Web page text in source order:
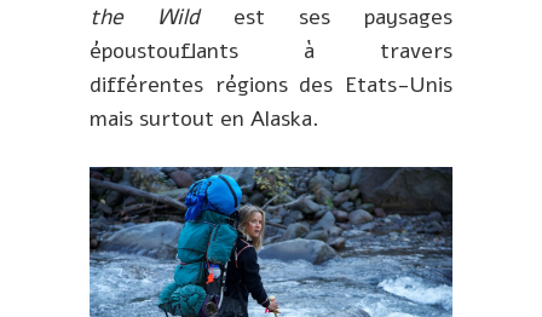
the Wildest ses paysages
époustouflants à travers
différentes régions des Etats-Unis
mais surtout en Alaska.